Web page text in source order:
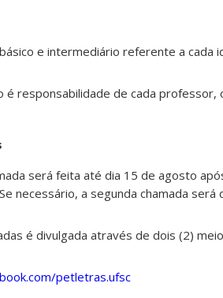
e intermediário referente a cada
é responsabilidade de cada
será feita até dia 15 de agosto
necessário, a segunda chamada
é divulgada através de dois (2)
petletras.ufsc